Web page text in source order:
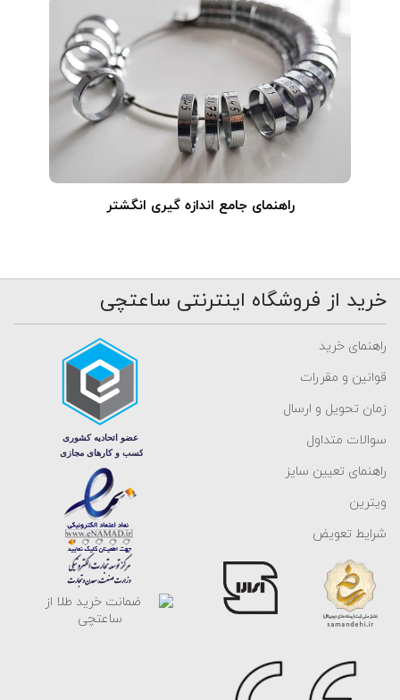
راهنمای جامع اندازه گیری انگشتر
خرید از فروشگاه اینترنتی ساعتچی
راهنمای خرید
قوانین و مقررات
زمان تحویل و ارسال
سوالات متداول
راهنمای تعیین سایز
ویترین
شرایط تعویض